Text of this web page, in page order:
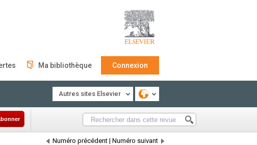
Ma bibliothèque Connexion
Autres sites Elsevier
Numéro précédent | Numéro suivant